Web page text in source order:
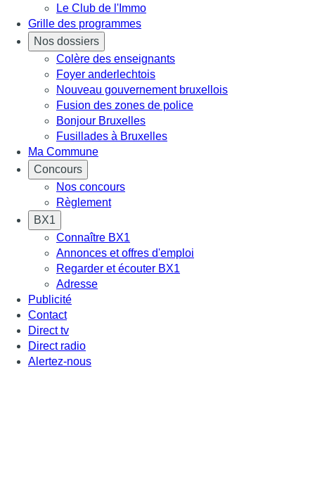
Le Club de l'Immo
Grille des programmes
Nos dossiers
Colère des enseignants
Foyer anderlechtois
Nouveau gouvernement bruxellois
Fusion des zones de police
Bonjour Bruxelles
Fusillades à Bruxelles
Ma Commune
Concours
Nos concours
Règlement
BX1
Connaître BX1
Annonces et offres d'emploi
Regarder et écouter BX1
Adresse
Publicité
Contact
Direct tv
Direct radio
Alertez-nous